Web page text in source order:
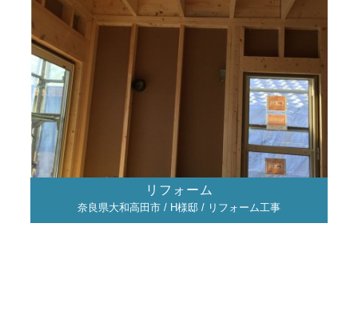
リフォーム
奈良県大和高田市 / H様邸 / リフォーム工事